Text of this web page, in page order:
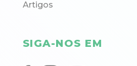
Artigos
SIGA-NOS EM